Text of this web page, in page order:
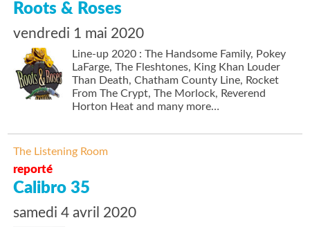
Roots & Roses
vendredi 1 mai 2020
Line-up 2020 : The Handsome Family, Pokey
LaFarge, The Fleshtones, King Khan Louder
Than Death, Chatham County Line, Rocket
From The Crypt, The Morlock, Reverend
Horton Heat and many more…
The Listening Room
reporté
Calibro 35
samedi 4 avril 2020